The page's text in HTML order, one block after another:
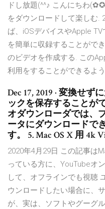
ドし放題(^^♪ こんにちわ
をダウンロードして楽しむ.
ば、iOSデバイスやApple
を簡単に収録することがで
のビデオを作成する. この
利用をすることができるよ
Dec 17, 2019 · 変換せ
ックを保存することが
オダウンローダでは、
ータにダウンロードで
す。 5. Mac OS X 用 4k
2020年4月29日 この記事は
っている方に、YouTubeオ
して、オフラインでも視聴
ウンロードしたい場合に、
が、実は、ソフトやグーグ